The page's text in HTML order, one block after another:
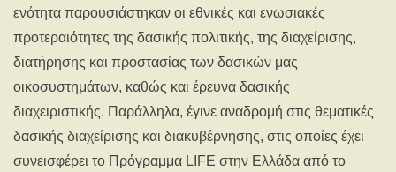
ενότητα παρουσιάστηκαν οι εθνικές και ενωσιακές
προτεραιότητες της δασικής πολιτικής, της διαχείρισης,
διατήρησης και προστασίας των δασικών μας
οικοσυστημάτων, καθώς και έρευνα δασικής
διαχειριστικής. Παράλληλα, έγινε αναδρομή στις θεματικές
δασικής διαχείρισης και διακυβέρνησης, στις οποίες έχει
συνεισφέρει το Πρόγραμμα LIFE στην Ελλάδα από το